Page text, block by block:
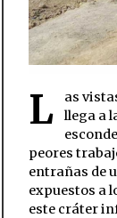
L
as
llega a
peores
entrañas de
expuestos a
este cráter